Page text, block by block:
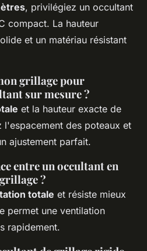
, privilégiez un occultant
compact. La hauteur
et un matériau résistant
grillage pour
sur mesure ?
et la hauteur exacte de
l'espacement des poteaux et
ajustement parfait.
entre un occultant en
?
totale et résiste mieux
permet une ventilation
rapidement.